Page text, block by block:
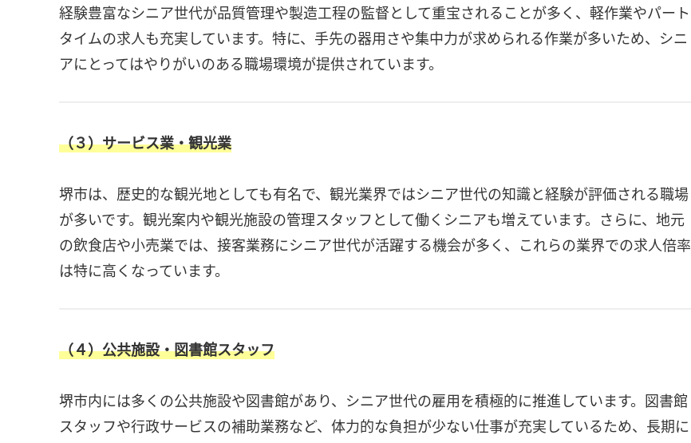
経験豊富なシニア世代が品質管理や製造工程の監督として重宝されることが多く、軽作業やパート
タイムの求人も充実しています。特に、手先の器用さや集中力が求められる作業が多いため、シニ
アにとってはやりがいのある職場環境が提供されています。
（３）サービス業・観光業
堺市は、歴史的な観光地としても有名で、観光業界ではシニア世代の知識と経験が評価される職場
が多いです。観光案内や観光施設の管理スタッフとして働くシニアも増えています。さらに、地元
の飲食店や小売業では、接客業務にシニア世代が活躍する機会が多く、これらの業界での求人倍率
は特に高くなっています。
（４）公共施設・図書館スタッフ
堺市内には多くの公共施設や図書館があり、シニア世代の雇用を積極的に推進しています。図書館
スタッフや行政サービスの補助業務など、体力的な負担が少ない仕事が充実しているため、長期に